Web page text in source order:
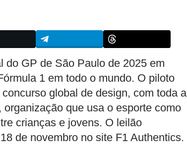
do GP de São Paulo de 2025 em
1 em todo o mundo. O piloto
global de design, com toda a
que usa o esporte como
crianças e jovens. O leilão
de novembro no site F1 Authentics.